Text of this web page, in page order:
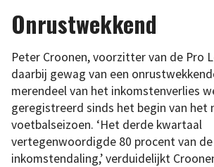
Onrustwekkend
Peter Croonen, voorzitter van de Pro
daarbij gewag van een
merendeel van het inkomstenverlies
geregistreerd sinds het begin van het
voetbalseizoen. ‘Het derde kwartaal
vertegenwoordigde 80 procent van
inkomstendaling,’ verduidelijkt